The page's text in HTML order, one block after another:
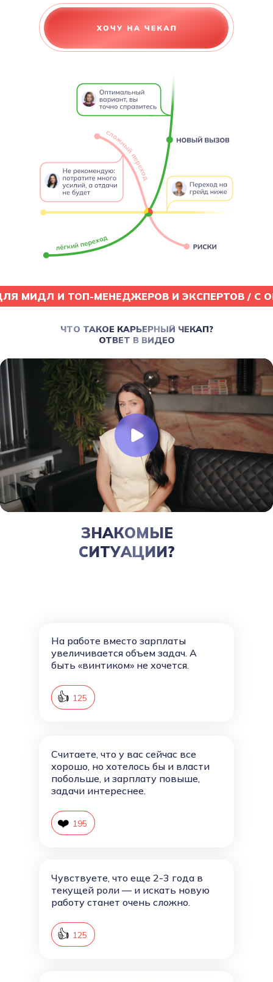
МИДЛ И ТОП-МЕНЕДЖЕРОВ И ЭКСПЕРТОВ / C
ЧТО ТАКОЕ КАРЬЕРНЫЙ ЧЕКАП?
ОТВЕТ В ВИДЕО
ЗНАКОМЫЕ
СИТУАЦИИ?
На работе вместо зарплаты
увеличивается объем задач. А
быть «винтиком» не хочется.
Считаете, что у вас сейчас все
хорошо, но хотелось бы и власти
побольше, и зарплату повыше,
задачи интереснее.
Чувствуете, что еще 2-3 года в
текущей роли — и искать новую
работу станет очень сложно.
126
👍 125
196
❤️ 195
126
👍 125